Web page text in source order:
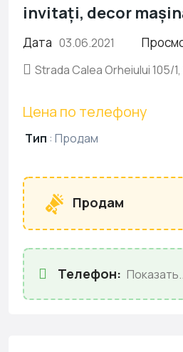
invitați, decor
Дата 03.06.2021
Strada Calea Orheiului 105/
Цена по телефону
Тип : Продам
Продам
Телефон: Показать..